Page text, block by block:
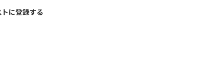
トに登録する